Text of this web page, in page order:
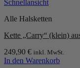
mehrere
auf.
Optionen
auf
der
Schnellansicht
Alle Halsketten
Kette „Carry“ (klein)
249,90 € inkl. MwSt.
In den Warenkorb